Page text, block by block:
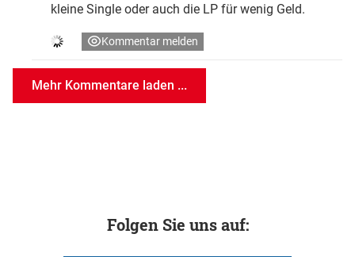
kleine Single oder auch die LP für wenig Geld.
Kommentar melden
Mehr Kommentare laden ...
Folgen Sie uns auf: